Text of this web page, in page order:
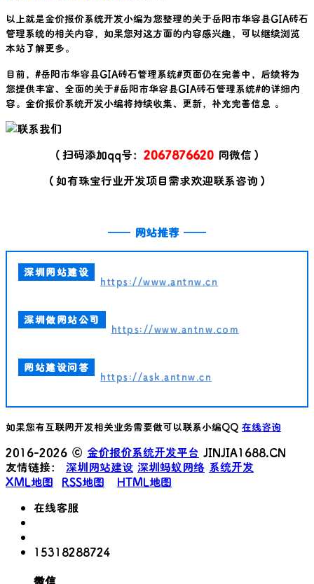
以上就是金价报价系统开发小编为您整理的关于岳阳市华容县GIA砖石
管理系统的相关内容，如果您对这方面的内容感兴趣，可以继续浏览
本站了解更多。
目前，#岳阳市华容县GIA砖石管理系统#页面仍在完善中，后续将为
您提供丰富、全面的关于#岳阳市华容县GIA砖石管理系统#的详细内
容。金价报价系统开发小编将持续收集、更新，补充完善信息 。
（扫码添加qq号： 2067876620 同微信）
（如有珠宝行业开发项目需求欢迎联系咨询）
—— 网站推荐 ——
深圳网站建设
https://www.antnw.cn
深圳做网站公司
https://www.antnw.com
网站建设问答
https://ask.antnw.cn
如果您有互联网开发相关业务需要做可以联系小编QQ 在线咨询
2016-2026 © 金价报价系统开发平台 JINJIA1688.CN
友情链接： 深圳网站建设 深圳蚂蚁网络 系统开发
XML地图
RSS地图
HTML地图
在线客服
15318288724
微信